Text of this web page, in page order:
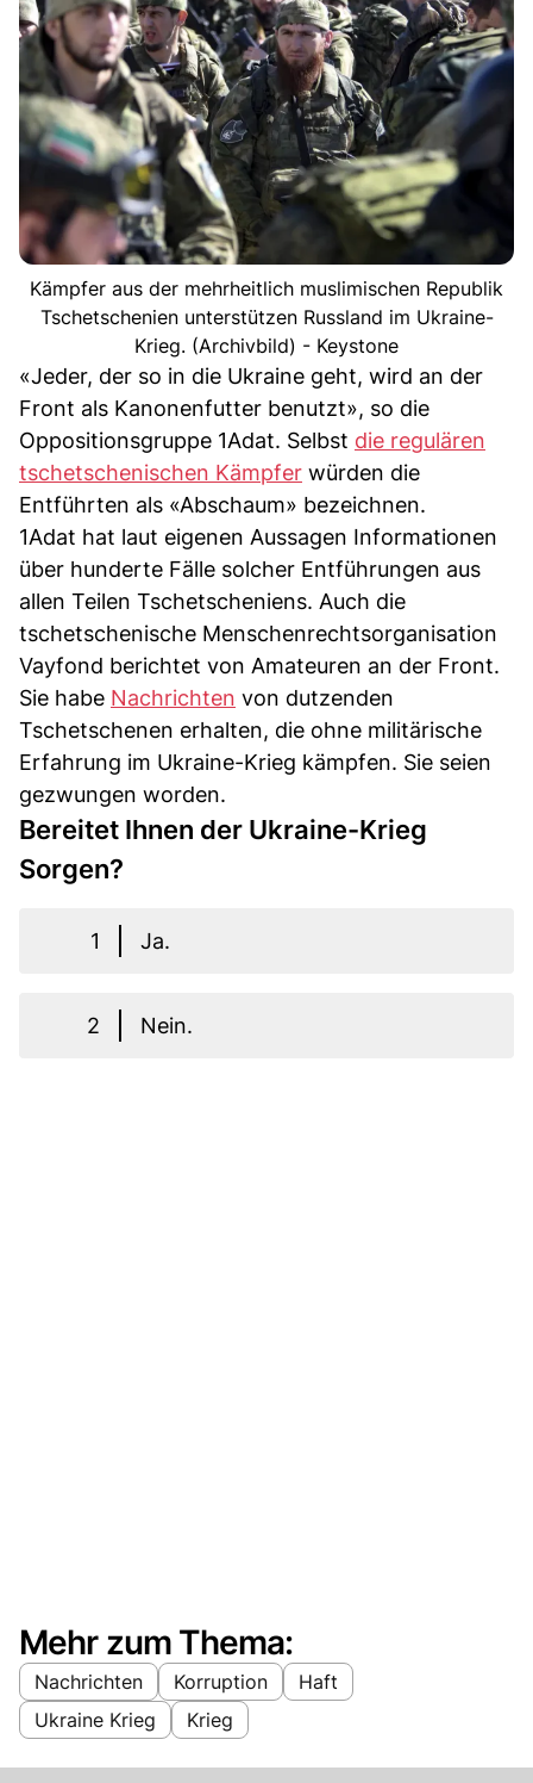
Kämpfer aus der mehrheitlich muslimischen Republik
Tschetschenien unterstützen Russland im Ukraine-
Krieg. (Archivbild) - Keystone
«Jeder, der so in die Ukraine geht, wird an der
Front als Kanonenfutter benutzt», so die
Oppositionsgruppe 1Adat. Selbst die regulären
tschetschenischen Kämpfer würden die
Entführten als «Abschaum» bezeichnen.
1Adat hat laut eigenen Aussagen Informationen
über hunderte Fälle solcher Entführungen aus
allen Teilen Tschetscheniens. Auch die
tschetschenische Menschenrechtsorganisation
Vayfond berichtet von Amateuren an der Front.
Sie habe Nachrichten von dutzenden
Tschetschenen erhalten, die ohne militärische
Erfahrung im Ukraine-Krieg kämpfen. Sie seien
gezwungen worden.
Bereitet Ihnen der Ukraine-Krieg
Sorgen?
1 Ja.
2 Nein.
Mehr zum Thema:
Nachrichten Korruption
Haft
Ukraine Krieg
Krieg